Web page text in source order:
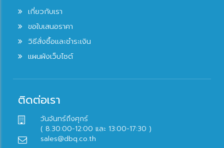
เกี่ยวกับเรา
ขอใบเสนอราคา
วิธีสั่งซื้อและชำระเงิน
แผนผังเว็บไซต์
ติดต่อเรา
วันจันทร์ถึงศุกร์
( 8.30:00-12:00 และ 13:00-17:30 )
sales@dbq.co.th